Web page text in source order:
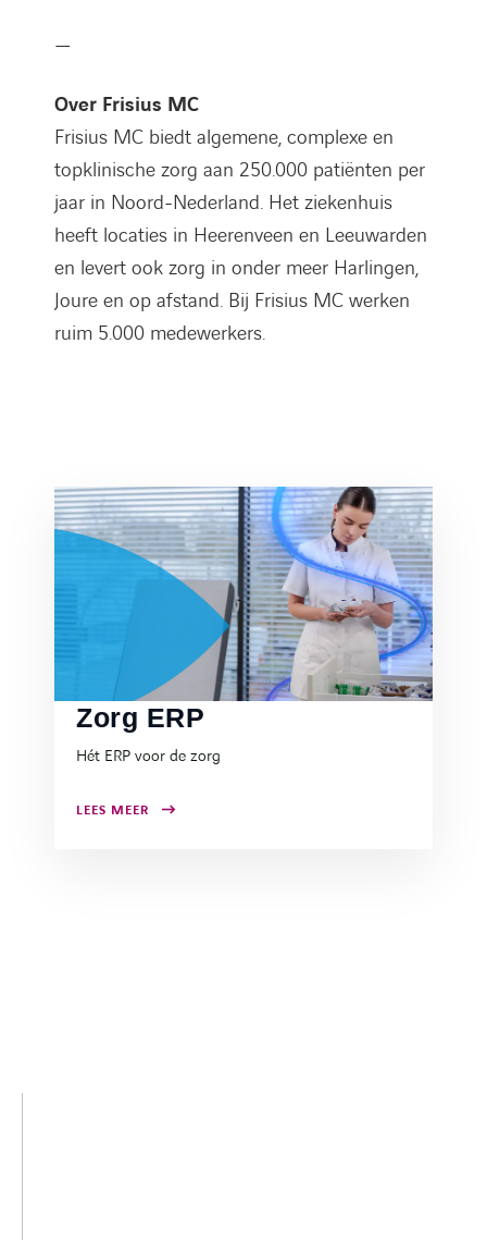
—
Over Frisius MC
Frisius MC biedt algemene, complexe en
topklinische zorg aan 250.000 patiënten per
jaar in Noord-Nederland. Het ziekenhuis
heeft locaties in Heerenveen en Leeuwarden
en levert ook zorg in onder meer Harlingen,
Joure en op afstand. Bij Frisius MC werken
ruim 5.000 medewerkers.
Zorg ERP
Hét ERP voor de zorg
LEES MEER